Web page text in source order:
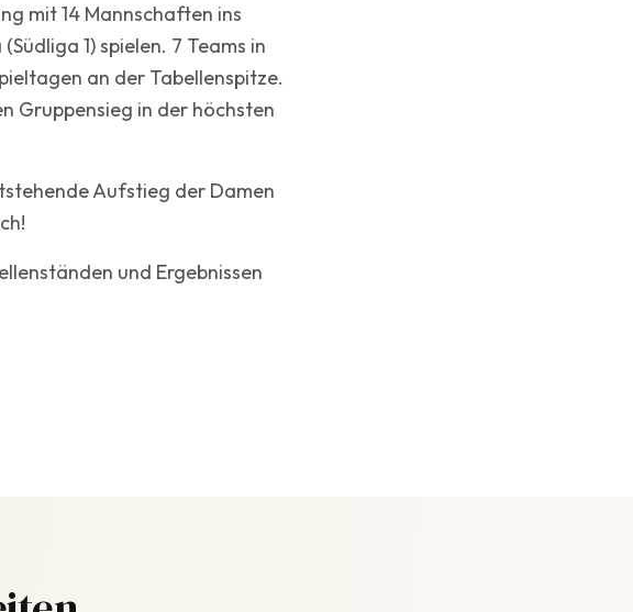
mit 14 Mannschaften ins
1) spielen. 7 Teams in
an der Tabellenspitze.
Gruppensieg in der höchsten
Aufstieg der Damen
und Ergebnissen